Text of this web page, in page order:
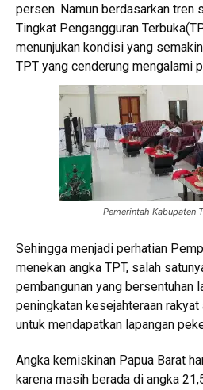
persen. Namun berdasarkan tren
Tingkat Pengangguran
menunjukan kondisi yang
TPT yang cenderung mengalami
Pemerintah Kabupaten
Sehingga menjadi perhatian
menekan angka TPT, salah
pembangunan yang bersentuhan
peningkatan kesejahteraan
untuk mendapatkan lapangan
Angka kemiskinan Papua Barat
karena masih berada di angka